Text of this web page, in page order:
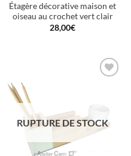
Étagère décorative maison et
oiseau au crochet vert clair
28,00€
RUPTURE DE STOCK